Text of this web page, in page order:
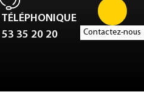
Contactez-nous
35 20 20